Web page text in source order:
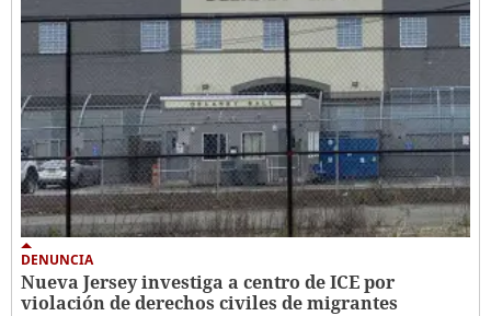
DENUNCIA
Nueva Jersey investiga a centro de ICE por
violación de derechos civiles de migrantes